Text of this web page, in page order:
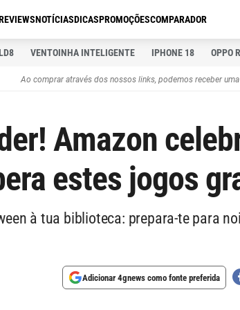
NOTÍCIASDICASPROMOÇÕESCOMPARADOR
VENTOINHA INTELIGENTE IPHONE 18 OPPO
Ao comprar através dos nossos links, podemos receber
Amazon
estes jogos
à tua biblioteca: prepara-te para
Adicionar 4gnews como fonte preferida